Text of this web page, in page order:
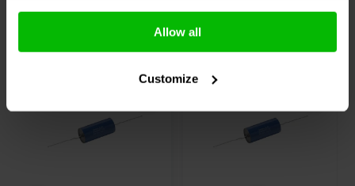
Allow all
Customize
Andere Kunden kauften auch